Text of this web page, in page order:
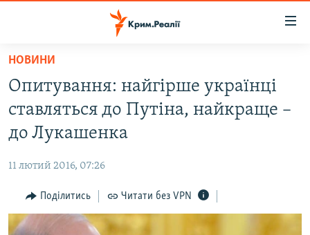
Перейти
основного
матеріалу
Перейти
до
основної
Перейти
до
пошуку
ВОДА.КРИМ
ВІДЕО ТА ФОТО
БЛОГИ
ПОГЛЯД
ІНТЕРВ'Ю
НОВИНИ
Опитування: найгірше українці
ставляться до Путіна, найкраще –
до Лукашенка
11 лютий 2016, 07:26
Поділитись Читати без VPN